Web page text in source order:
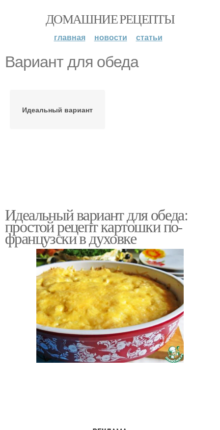
ДОМАШНИЕ РЕЦЕПТЫ
главная новости статьи
Вариант для обеда
Идеальный вариант
Идеальный вариант для обеда:
простой рецепт картошки по-
французски в духовке